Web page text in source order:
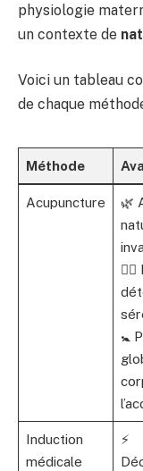
physiologie
un contexte de
Voici un tableau
de chaque
Méthode
Acupuncture
🌿
🚼
Induction
médicale
⚡